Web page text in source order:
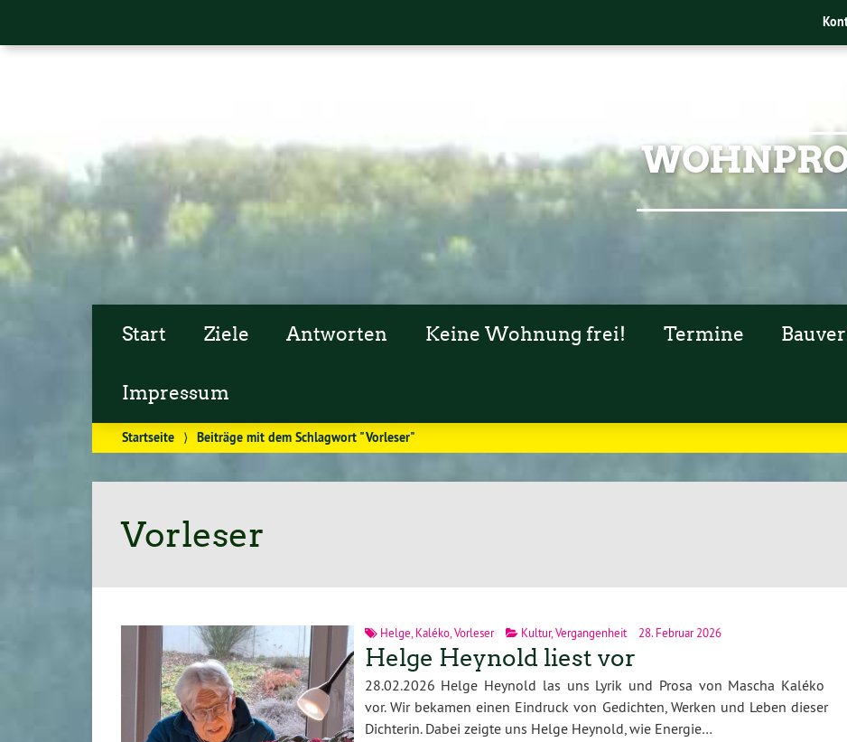
Start Ziele Antworten Keine Wohnung frei! Termine
Impressum
Startseite ⟩ Beiträge mit dem Schlagwort "Vorleser"
Vorleser
Helge Kaléko, Vorleser Kultur,Vergangenheit 28. Februar 2026
Helge Heynold liest vor
28.02.2026 Helge Heynold las uns Lyrik und Prosa von Mascha Kaléko
vor. Wir bekamen einen Eindruck von Gedichten, Werken und Leben dieser
Dichterin. Dabei zeigte uns Helge Heynold, wie Energie…